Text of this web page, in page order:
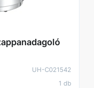
UH-C021542
1 db